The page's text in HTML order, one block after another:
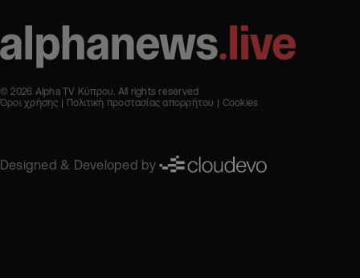
© 2026 Alpha TV Κύπρου. All rights reserved
Όροι χρήσης
Πολιτική προστασίας απορρήτου Cookies
Designed & Developed by